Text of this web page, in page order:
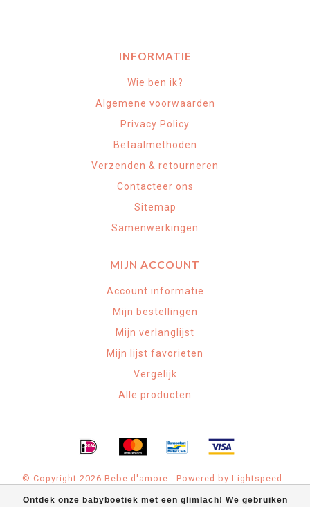
Ontdek onze babyboetiek met een glimlach! We gebruiken
INFORMATIE
Wie ben ik?
Algemene voorwaarden
Privacy Policy
Betaalmethoden
Verzenden & retourneren
Contacteer ons
Sitemap
Samenwerkingen
MIJN ACCOUNT
Account informatie
Mijn bestellingen
Mijn verlanglijst
Mijn lijst favorieten
Vergelijk
Alle producten
© Copyright 2026 Bebe d'amore - Powered by Lightspeed -